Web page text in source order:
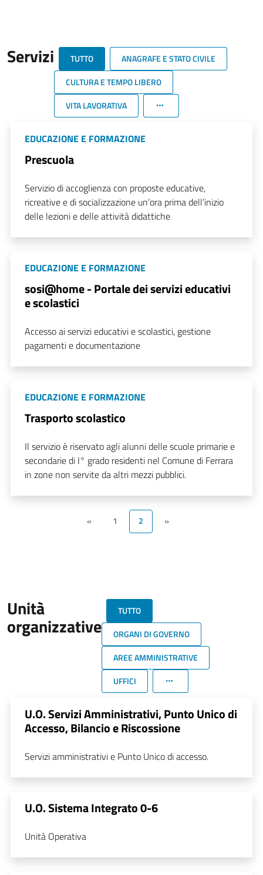
Servizi TUTTO
ANAGRAFE E STATO CIVILE
CULTURA E TEMPO LIBERO
VITA LAVORATIVA
EDUCAZIONE E FORMAZIONE
Prescuola
Servizio di accoglienza con proposte educative,
ricreative e di socializzazione un’ora prima dell’inizio
delle lezioni e delle attività didattiche
EDUCAZIONE E FORMAZIONE
sosi@home - Portale dei servizi educativi
e scolastici
Accesso ai servizi educativi e scolastici, gestione
pagamenti e documentazione
EDUCAZIONE E FORMAZIONE
Trasporto scolastico
Il servizio è riservato agli alunni delle scuole primarie e
secondarie di I° grado residenti nel Comune di Ferrara
in zone non servite da altri mezzi pubblici.
« 1 2 »
Unità
organizzative
TUTTO
ORGANI DI GOVERNO
AREE AMMINISTRATIVE
UFFICI
U.O. Servizi Amministrativi, Punto Unico di
Accesso, Bilancio e Riscossione
Servizi amministrativi e Punto Unico di accesso.
U.O. Sistema Integrato 0-6
Unità Operativa